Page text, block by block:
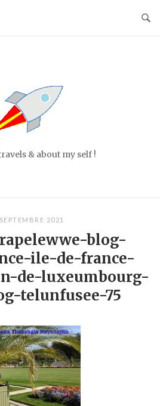
& about my self !
2021
blog-
ile-de-france-
de-luxeumbourg-
telunfusee-75